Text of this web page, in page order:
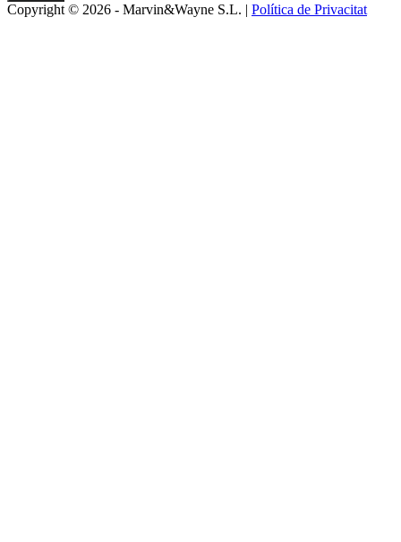
Copyright © 2026 - Marvin&Wayne S.L. | Política de Privacitat